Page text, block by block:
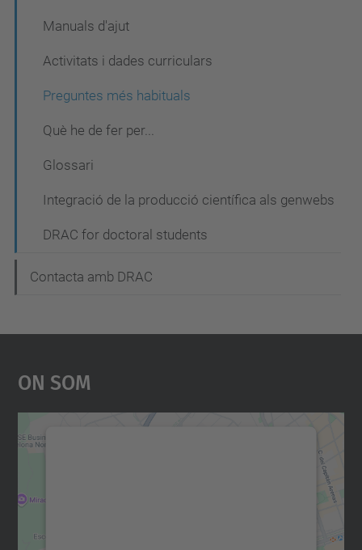
Manuals d'ajut
Activitats i dades curriculars
Preguntes més habituals
Què he de fer per...
Glossari
Integració de la producció científica als genwebs
DRAC for doctoral students
Contacta amb DRAC
On Som